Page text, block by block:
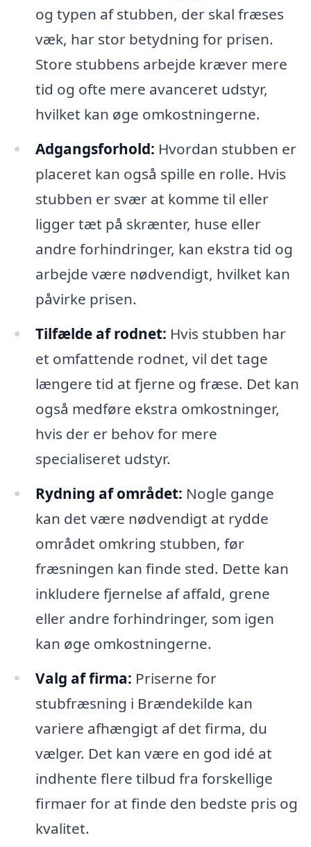
og typen af stubben, der skal fræses
væk, har stor betydning for prisen.
Store stubbens arbejde kræver mere
tid og ofte mere avanceret udstyr,
hvilket kan øge omkostningerne.
Adgangsforhold: Hvordan stubben er
placeret kan også spille en rolle. Hvis
stubben er svær at komme til eller
ligger tæt på skrænter, huse eller
andre forhindringer, kan ekstra tid og
arbejde være nødvendigt, hvilket kan
påvirke prisen.
Tilfælde af rodnet: Hvis stubben har
et omfattende rodnet, vil det tage
længere tid at fjerne og fræse. Det kan
også medføre ekstra omkostninger,
hvis der er behov for mere
specialiseret udstyr.
Rydning af området: Nogle gange
kan det være nødvendigt at rydde
området omkring stubben, før
fræsningen kan finde sted. Dette kan
inkludere fjernelse af affald, grene
eller andre forhindringer, som igen
kan øge omkostningerne.
Valg af firma: Priserne for
stubfræsning i Brændekilde kan
variere afhængigt af det firma, du
vælger. Det kan være en god idé at
indhente flere tilbud fra forskellige
firmaer for at finde den bedste pris og
kvalitet.